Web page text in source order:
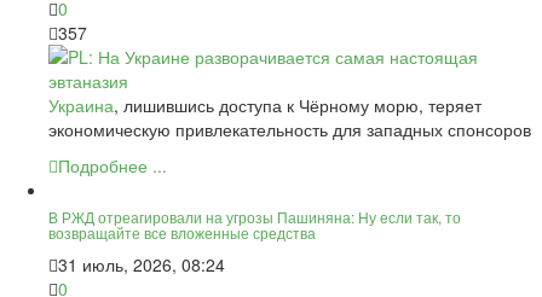
0
357
Украина, лишившись доступа к Чёрному морю, теряет
экономическую привлекательность для западных спонсоров
Подробнее ...
В РЖД отреагировали на угрозы Пашиняна: Ну если так, то
возвращайте все вложенные средства
31 июль, 2026, 08:24
0